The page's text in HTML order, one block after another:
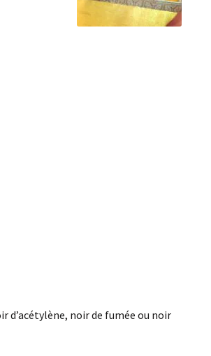
d’acétylène, noir de fumée ou noir